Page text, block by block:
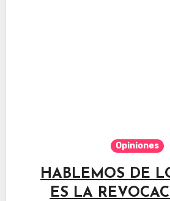
Opiniones
HABLEMOS DE
ES LA